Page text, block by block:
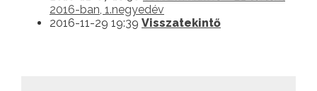
2016-ban, 1.negyedév
2016-11-29 19:39 Visszatekintő